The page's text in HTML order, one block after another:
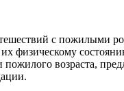
с пожилыми
физическому
возраста,